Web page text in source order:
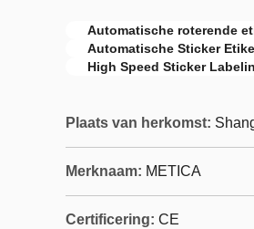
Automatische roterende
Automatische Sticker
High Speed Sticker
Plaats van herkomst:
Merknaam: METICA
Certificering: CE